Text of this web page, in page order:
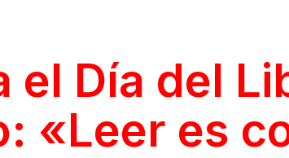
el Día del
«Leer es